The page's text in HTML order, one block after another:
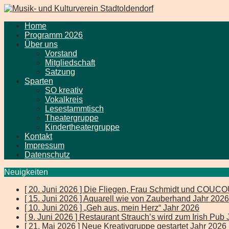
Home
Programm 2026
Über uns
Vorstand
Mitgliedschaft
Satzung
Sparten
SO kreativ
Vokalkreis
Lesestammtisch
Theatergruppe
Kindertheatergruppe
Kontakt
Impressum
Datenschutz
Neuigkeiten
[ 20. Juni 2026 ] Die Fliegen, Frau Schmidt und
[ 15. Juni 2026 ] Aquarell wie von Zauberhand Jahr 2026
[ 10. Juni 2026 ] „Geh aus, mein Herz“ Jahr 2026
[ 9. Juni 2026 ] Restaurant Strauch’s wird zum Irish Pub
[ 21. Mai 2026 ] Neue Kreativgruppe gestartetJahr 2026